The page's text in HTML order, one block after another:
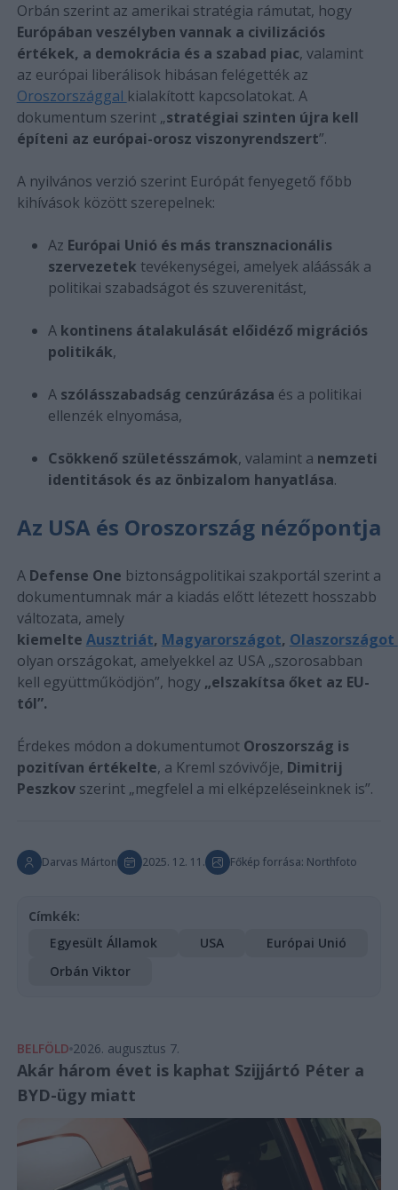
Orbán szerint az amerikai stratégia rámutat, hogy
Európában veszélyben vannak a civilizációs
értékek, a demokrácia és a szabad piac, valamint
az európai liberálisok hibásan felégették az
Oroszországgal kialakított kapcsolatokat. A
dokumentum szerint „stratégiai szinten újra kell
építeni az európai-orosz viszonyrendszert”.
A nyilvános verzió szerint Európát fenyegető főbb
kihívások között szerepelnek:
Az Európai Unió és más transznacionális
szervezetek tevékenységei, amelyek aláássák a
politikai szabadságot és szuverenitást,
A kontinens átalakulását előidéző migrációs
politikák,
A szólásszabadság cenzúrázása és a politikai
ellenzék elnyomása,
Csökkenő születésszámok, valamint a nemzeti
identitások és az önbizalom hanyatlása.
Az USA és Oroszország nézőpontja
A Defense One biztonságpolitikai szakportál szerint a
dokumentumnak már a kiadás előtt létezett hosszabb
változata, amely
kiemelte Ausztriát, Magyarországot, Olaszországot
olyan országokat, amelyekkel az USA „szorosabban
kell együttműködjön”, hogy „elszakítsa őket az EU-
tól”.
Érdekes módon a dokumentumot Oroszország is
pozitívan értékelte, a Kreml szóvivője, Dimitrij
Peszkovszerint „megfelel a mi elképzeléseinknek is”.
Darvas Márton 2025. 12. 11. Főkép forrása: Northfoto
Címkék:
Egyesült Államok
USA
Európai Unió
Orbán Viktor
BELFÖLD 2026. augusztus 7.
Akár három évet is kaphat Szijjártó Péter a
BYD-ügy miatt